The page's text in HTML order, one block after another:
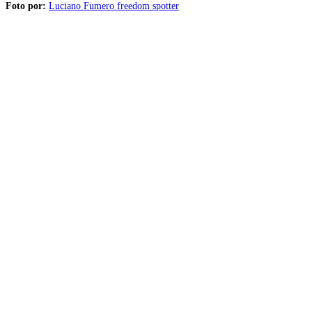
Foto por: Luciano Fumero freedom spotter